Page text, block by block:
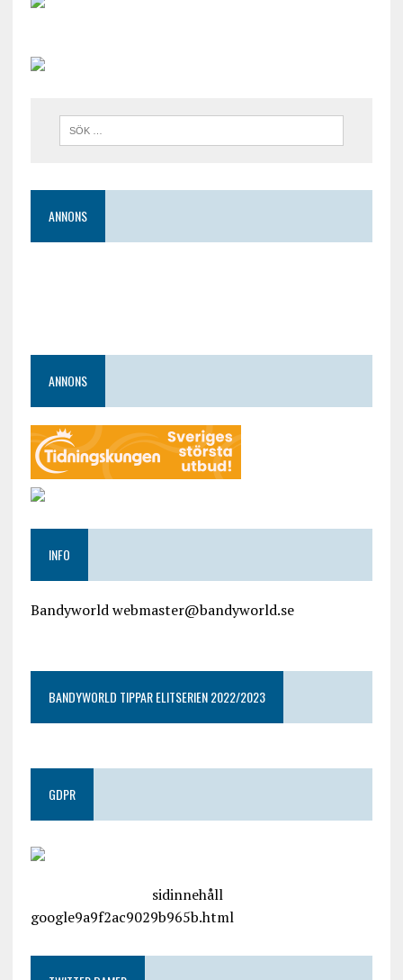
ANNONS
ANNONS
INFO
Bandyworld webmaster@bandyworld.se
BANDYWORLD TIPPAR ELITSERIEN 2022/2023
GDPR
sidinnehåll
google9a9f2ac9029b965b.html